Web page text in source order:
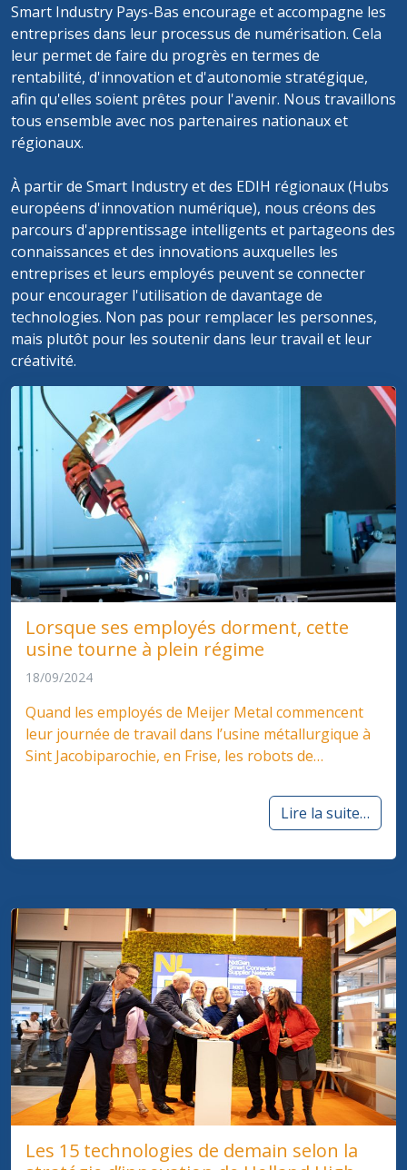
Smart Industry Pays-Bas encourage et accompagne les
entreprises dans leur processus de numérisation. Cela
leur permet de faire du progrès en termes de
rentabilité, d'innovation et d'autonomie stratégique,
afin qu'elles soient prêtes pour l'avenir. Nous travaillons
tous ensemble avec nos partenaires nationaux et
régionaux.
À partir de Smart Industry et des EDIH régionaux (Hubs
européens d'innovation numérique), nous créons des
parcours d'apprentissage intelligents et partageons des
connaissances et des innovations auxquelles les
entreprises et leurs employés peuvent se connecter
pour encourager l'utilisation de davantage de
technologies. Non pas pour remplacer les personnes,
mais plutôt pour les soutenir dans leur travail et leur
créativité.
Lorsque ses employés dorment, cette
usine tourne à plein régime
18/09/2024
Quand les employés de Meijer Metal commencent
leur journée de travail dans l’usine métallurgique à
Sint Jacobiparochie, en Frise, les robots de…
Lire la suite…
Les 15 technologies de demain selon la